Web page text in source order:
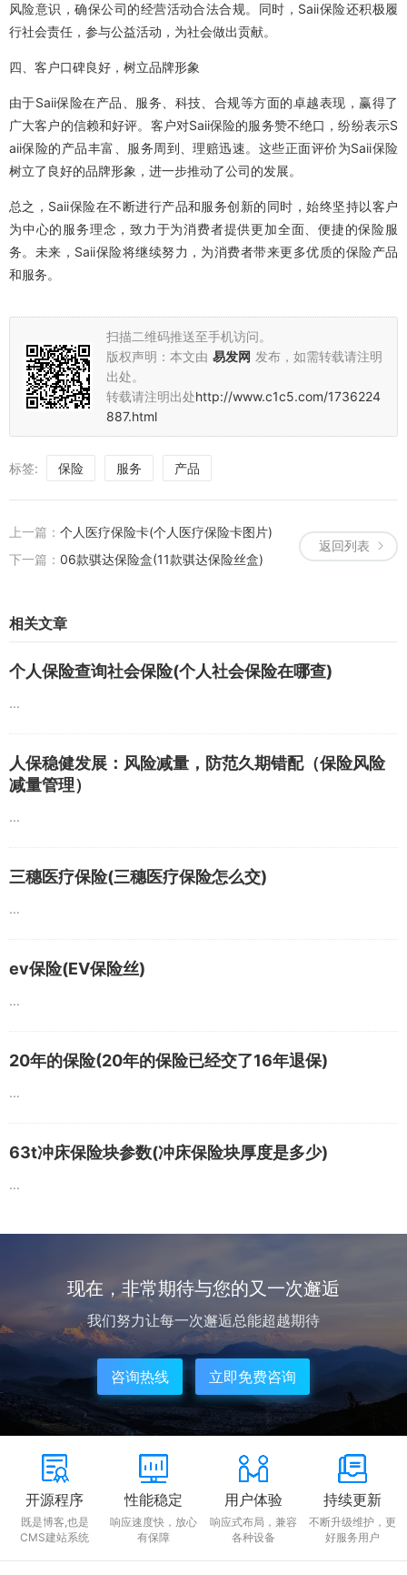
风险意识，确保公司的经营活动合法合规。同时，Saii保险还积极履
行社会责任，参与公益活动，为社会做出贡献。
四、客户口碑良好，树立品牌形象
由于Saii保险在产品、服务、科技、合规等方面的卓越表现，赢得了
广大客户的信赖和好评。客户对Saii保险的服务赞不绝口，纷纷表示S
aii保险的产品丰富、服务周到、理赔迅速。这些正面评价为Saii保险
树立了良好的品牌形象，进一步推动了公司的发展。
总之，Saii保险在不断进行产品和服务创新的同时，始终坚持以客户
为中心的服务理念，致力于为消费者提供更加全面、便捷的保险服
务。未来，Saii保险将继续努力，为消费者带来更多优质的保险产品
和服务。
扫描二维码推送至手机访问。
版权声明：本文由 易发网 发布，如需转载请注明
出处。
转载请注明出处http://www.c1c5.com/1736224
887.html
标签: 保险 服务 产品
返回列表
上一篇： 个人医疗保险卡(个人医疗保险卡图片)
下一篇： 06款骐达保险盒(11款骐达保险丝盒)
相关文章
个人保险查询社会保险(个人社会保险在哪查)
...
人保稳健发展：风险减量，防范久期错配（保险风险
减量管理）
...
三穗医疗保险(三穗医疗保险怎么交)
...
ev保险(EV保险丝)
...
20年的保险(20年的保险已经交了16年退保)
...
63t冲床保险块参数(冲床保险块厚度是多少)
...
现在，非常期待与您的又一次邂逅
我们努力让每一次邂逅总能超越期待
咨询热线 立即免费咨询
开源程序
既是博客,也是
CMS建站系统
性能稳定
响应速度快，放心
有保障
用户体验
响应式布局，兼容
各种设备
持续更新
不断升级维护，更
好服务用户